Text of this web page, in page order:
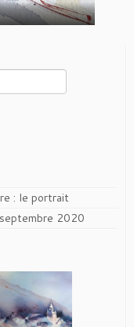
: le portrait
2020